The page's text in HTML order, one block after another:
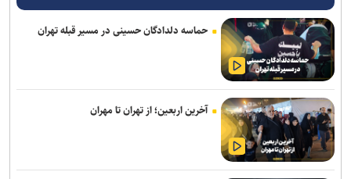
بندر امیرآباد
۱۰ هزار کانتینر متعلق به ایرانی‌ها در بندر کراچی ترخیص می‌شود/ تخفیف
۸۰ درصدی برای هزینه‌های انبارداری
تداوم رگبار و رعدوبرق در ارتفاعات شمال‌غرب و البرز/ وزش باد شدید و
گردوخاک در نقاط مختلف کشور
وزیر صمت: خبرنگاران دیده‌بان اقتصادی و روایتگر حقیقت در جنگ
رسانه‌ای هستند
حماسه دلدادگان حسینی در مسیر قبله تهران
آخرین اربعین؛ از تهران تا مهران